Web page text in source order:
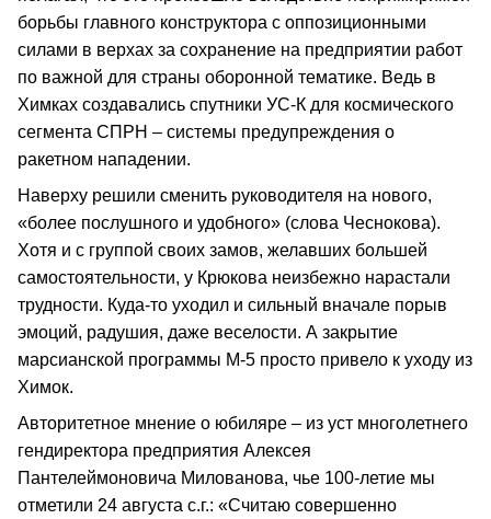
борьбы главного конструктора с оппозиционными
силами в верхах за сохранение на предприятии работ
по важной для страны оборонной тематике. Ведь в
Химках создавались спутники УС-К для космического
сегмента СПРН – системы предупреждения о
ракетном нападении.
Наверху решили сменить руководителя на нового,
«более послушного и удобного» (слова Чеснокова).
Хотя и с группой своих замов, желавших большей
самостоятельности, у Крюкова неизбежно нарастали
трудности. Куда-то уходил и сильный вначале порыв
эмоций, радушия, даже веселости. А закрытие
марсианской программы М-5 просто привело к уходу из
Химок.
Авторитетное мнение о юбиляре – из уст многолетнего
гендиректора предприятия Алексея
Пантелеймоновича Милованова, чье 100-летие мы
отметили 24 августа с.г.: «Считаю совершенно